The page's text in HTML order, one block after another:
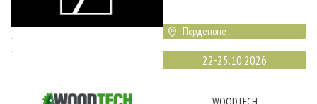
Порденоне
22-25.10.2026